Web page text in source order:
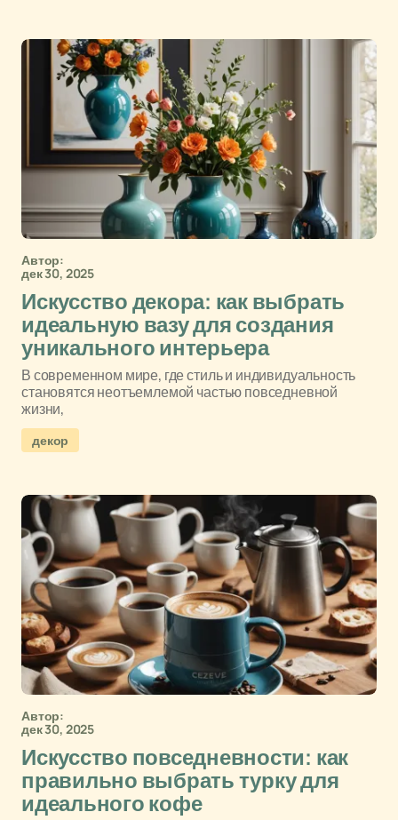
Автор:
дек 30, 2025
Искусство декора: как выбрать
идеальную вазу для создания
уникального интерьера
В современном мире, где стиль и индивидуальность
становятся неотъемлемой частью повседневной
жизни,
декор
Автор:
дек 30, 2025
Искусство повседневности: как
правильно выбрать турку для
идеального кофе